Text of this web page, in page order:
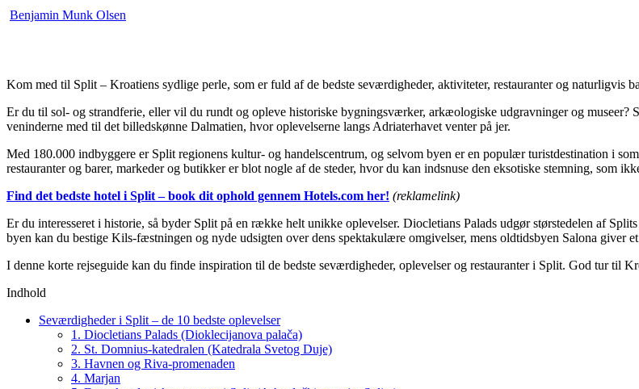
Slovenien
Tyrkiet
Tyskland
Ukraine
Ungarn
Benjamin Munk Olsen
Kom med til Split – Kroatiens sydlige perle, som er fuld af de bedste seværdigheder, aktiviteter, restauranter og naturligvis
Er du til sol- og strandferie, eller vil du rundt og opleve historiske bygningsværker, arkæologiske udgravninger og museer?
veninderne med til det billedskønne Dalmatien, hvor oplevelserne langs Adriaterhavet venter på jer.
Med 180.000 indbyggere er Split regionens kultur- og handelscentrum, og selvom byen er en populær turistdestination i
restauranter og barer, markeder og butikker er blot nogle af de steder, hvor du kan indsnuse den eksotiske stemning, som
Find det bedste hotel i Split – book dit ophold gennem Hotels.com her! (reklamelink)
Er du interesseret i historie, så byder Split på en række helt unikke oplevelser. Diocletians Palads udgør størstedelen af
byen kan du bestige Kils-fæstningen og nyde udsigten over dens spektakulære omgivelser, mens oldtidsbyen Salona giver
I denne korte rejseguide kan du finde inspiration til de bedste seværdigheder, oplevelser og restauranter i Split. God tur til
Indhold
Seværdigheder i Split – de 10 bedste oplevelser
1. Diocletians Palads (Dioklecijanova palača)
2. St. Domnius-katedralen (Katedrala Svetog Duje)
3. Havnen og Riva-promenaden
4. Marjan